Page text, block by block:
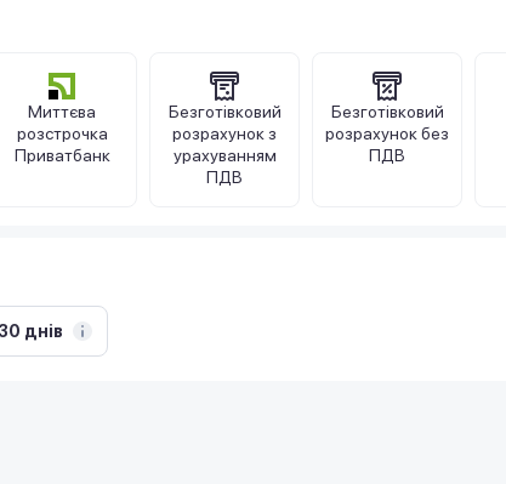
Миттєва
розстрочка
Приватбанк
Безготівковий
розрахунок з
урахуванням
ПДВ
Безготівковий
розрахунок без
ПДВ
30 днів